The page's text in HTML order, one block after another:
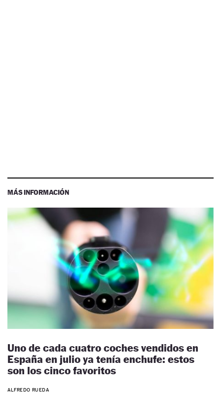
MÁS INFORMACIÓN
Uno de cada cuatro coches vendidos en
España en julio ya tenía enchufe: estos
son los cinco favoritos
ALFREDO RUEDA